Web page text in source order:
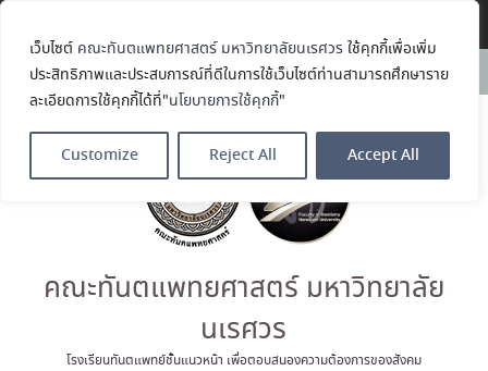
เว็บไซต์ คณะทันตแพทยศาสตร์ มหาวิทยาลัยนเรศวร ใช้คุกกี้เพื่อเพิ่ม
ประสิทธิภาพและประสบการณ์ที่ดีในการใช้เว็บไซต์ท่านสามารถศึกษาราย
ละเอียดการใช้คุกกี้ได้ที่"นโยบายการใช้คุกกี้"
Customize Reject All Accept All
News:
คณะทันตแพทยศาสตร์
มหาวิทยาลัยนเรศวร ร่วมออกบูธ
ประชาสัมพันธ์ หลักสูตรทันตแพทย
ประกาศนียบัตรผู้ช่วยทันตแพทย์
ในโครงการ Open House 2026
ตน ค้นหาตัวเอง
ประกาศคณะทันตแพทยศาสตร์
มหาวิทยาลัยนเรศวร เรื่อง ผู้ผ่าน
การสอบแข่งขันเข้าเป็นพนักงาน
ราชการ (เงินรายได้) ตำแหน่ง ผู้
ประมวลภาพบรรยากาศกิจกรรม
Dent Connect Board Game
คณะทันตแพทยศาสตร์ มหาวิทยาลัย
นเรศวร
โรงเรียนทันตแพทย์ชั้นแนวหน้า เพื่อตอบสนองความต้องการของสังคม